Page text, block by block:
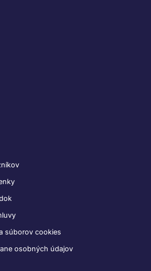
súborov cookies
osobných údajov